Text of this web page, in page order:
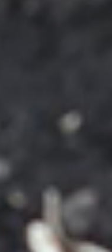
los niños
el Catatumbo?
edad resultó gravemente
mina antipersonal en zona
de Santander. El hecho
de Las Mercedes, donde el